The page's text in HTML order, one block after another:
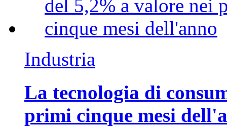
Industria
La tecnologia di
primi cinque mesi